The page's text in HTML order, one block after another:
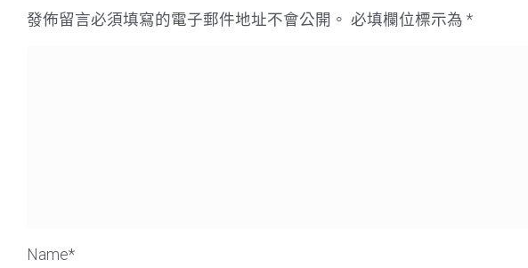
發佈留言必須填寫的電子郵件地址不會公開。 必填欄位標示為 *
Name*